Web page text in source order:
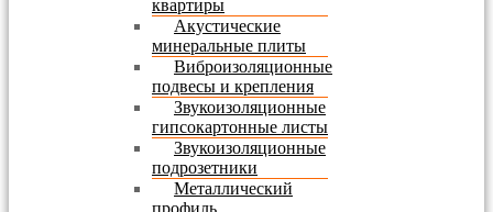
квартиры
Акустические
минеральные плиты
Виброизоляционные
подвесы и крепления
Звукоизоляционные
гипсокартонные листы
Звукоизоляционные
подрозетники
Металлический
профиль